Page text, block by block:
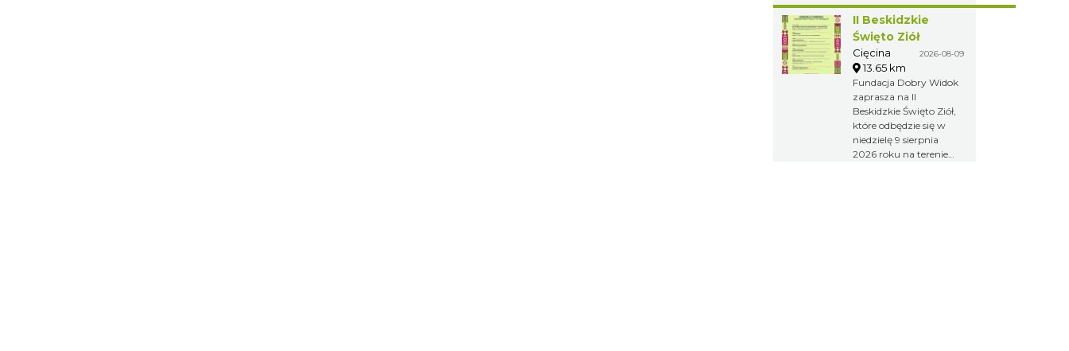
II Beskidzkie
Święto Ziół
Cięcina 2026-08-09
13.65 km
Fundacja Dobry Widok
zaprasza na II
Beskidzkie Święto Ziół,
które odbędzie się w
niedzielę 9 sierpnia
2026 roku na terenie